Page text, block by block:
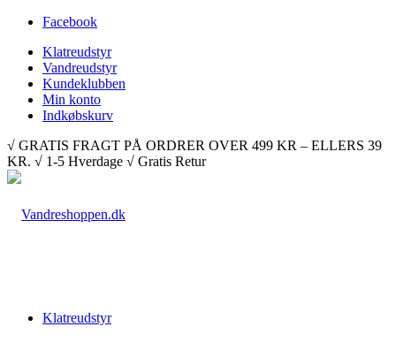
Facebook
Klatreudstyr
Vandreudstyr
Kundeklubben
Min konto
Indkøbskurv
√ GRATIS FRAGT PÅ ORDRER OVER 499 KR – ELLERS 39
KR. √ 1-5 Hverdage √ Gratis Retur
Klatreudstyr